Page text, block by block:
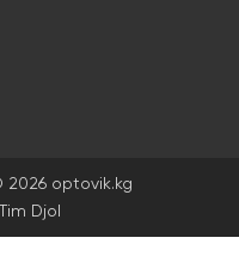
optovik.kg
Tim Djol